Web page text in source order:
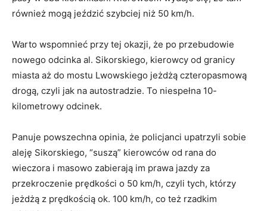
również mogą jeździć szybciej niż 50 km/h.
Warto wspomnieć przy tej okazji, że po przebudowie
nowego odcinka al. Sikorskiego, kierowcy od granicy
miasta aż do mostu Lwowskiego jeżdżą czteropasmową
drogą, czyli jak na autostradzie. To niespełna 10-
kilometrowy odcinek.
Panuje powszechna opinia, że policjanci upatrzyli sobie
aleję Sikorskiego, “suszą” kierowców od rana do
wieczora i masowo zabierają im prawa jazdy za
przekroczenie prędkości o 50 km/h, czyli tych, którzy
jeżdżą z prędkością ok. 100 km/h, co też rzadkim